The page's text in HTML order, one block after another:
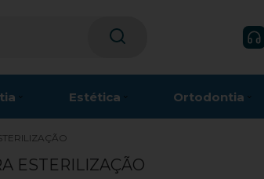
Estética Ortodontia
ESTERILIZAÇÃO